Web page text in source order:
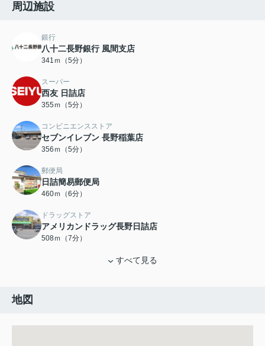
周辺施設
銀行
八十二長野銀行 風間支店
341ｍ（5分）
スーパー
西友 日詰店
355ｍ（5分）
コンビニエンスストア
セブンイレブン 長野稲葉店
356ｍ（5分）
郵便局
日詰簡易郵便局
460ｍ（6分）
ドラッグストア
アメリカンドラッグ長野日詰店
508ｍ（7分）
すべて見る
地図